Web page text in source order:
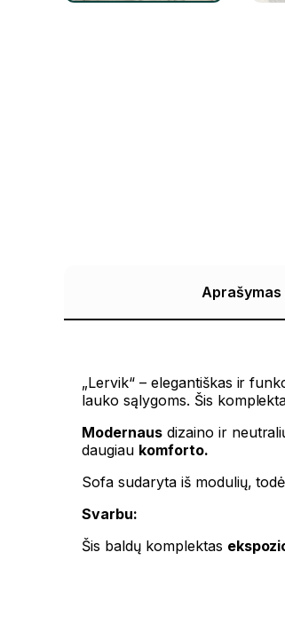
Aprašymas
„Lervik“ – elegantiškas ir
lauko sąlygoms. Šis
Modernausdizaino ir
daugiau komforto.
Sofa sudaryta iš modulių,
Svarbu:
Šis baldų komplektas